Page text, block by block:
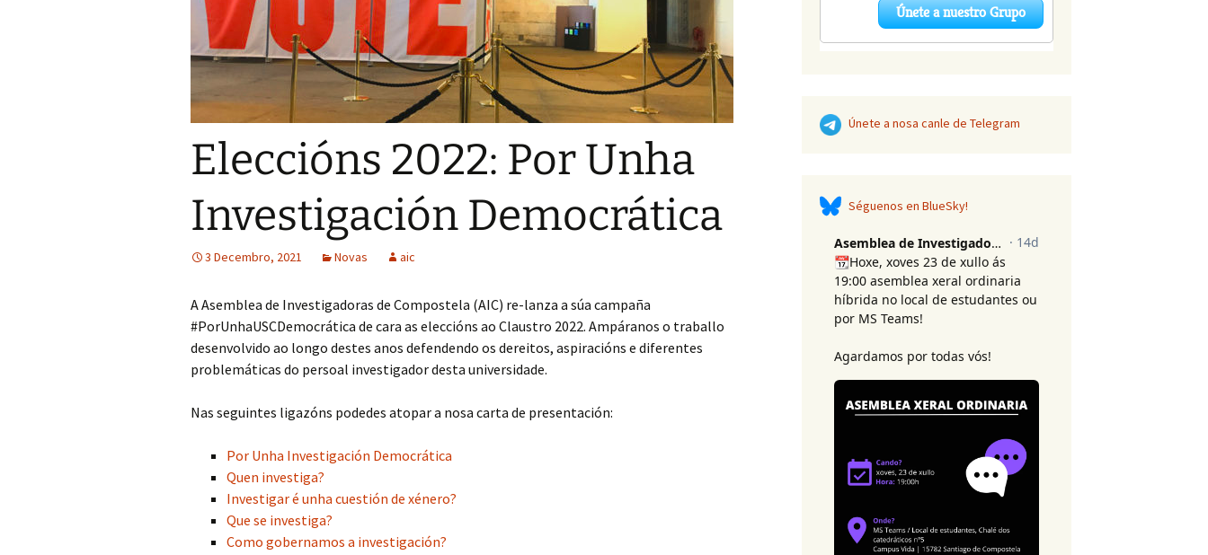
Guía para depósito e
defensa da tese na USC
Indemnización por
extinción de contrato
EPIPF
particulares e horario
laboral
Eleccións 2022: Por Unha
Investigación Democrática
3 Decembro, 2021 Novas aic
A Asemblea de Investigadoras de Compostela (AIC) re-lanza a súa campaña
#PorUnhaUSCDemocrática de cara as eleccións ao Claustro 2022. Ampáranos o traballo
desenvolvido ao longo destes anos defendendo os dereitos, aspiracións e diferentes
problemáticas do persoal investigador desta universidade.
Nas seguintes ligazóns podedes atopar a nosa carta de presentación:
Por Unha Investigación Democrática
Quen investiga?
Investigar é unha cuestión de xénero?
Que se investiga?
Como gobernamos a investigación?
Únete a nosa canle de Telegram
Séguenos en BlueSky!